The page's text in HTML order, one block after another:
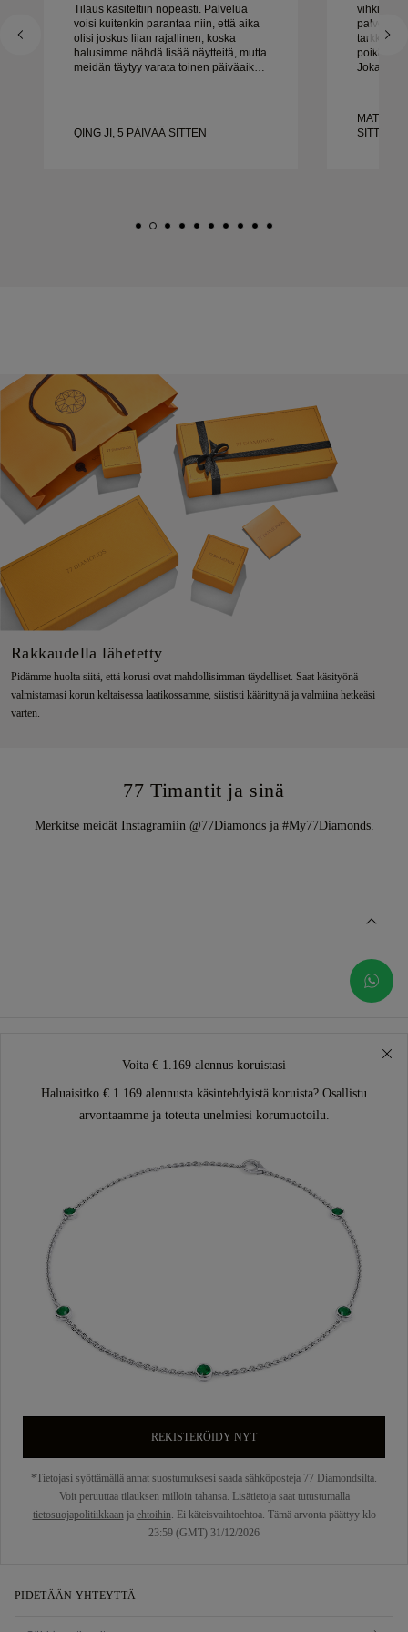
Tilaus käsiteltiin nopeasti. Palvelua
voisi kuitenkin parantaa niin, että aika
olisi joskus liian rajallinen, koska
halusimme nähdä lisää näytteitä, mutta
meidän täytyy varata toinen päiväaika.
QING JI, 5 PÄIVÄÄ SITTEN
Jokainen
kaikille,
SITTEN
Rakkaudella lähetetty
Pidämme huolta siitä, että korusi ovat mahdollisimman täydelliset. Saat käsityönä
valmistamasi korun keltaisessa laatikossamme, siististi käärittynä ja valmiina hetkeäsi
varten.
77 Timantit ja sinä
Merkitse meidät Instagramiin @77Diamonds ja #My77Diamonds.
Voita € 1.169 alennus koruistasi
Haluaisitko € 1.169 alennusta käsintehdyistä koruista? Osallistu
arvontaamme ja toteuta unelmiesi korumuotoilu.
REKISTERÖIDY NYT
*Tietojasi syöttämällä annat suostumuksesi saada sähköposteja 77 Diamondsilta.
Voit peruuttaa tilauksen milloin tahansa. Lisätietoja saat tutustumalla
tietosuojapolitiikkaanja ehtoihin. Ei käteisvaihtoehtoa. Tämä arvonta päättyy klo
23:59 (GMT) 31/12/2026
PIDETÄÄN YHTEYTTÄ